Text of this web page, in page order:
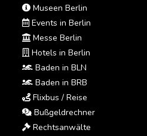
Museen Berlin
Events in Berlin
Messe Berlin
Hotels in Berlin
Baden in BLN
Baden in BRB
Flixbus / Reise
Bußgeldrechner
Rechtsanwälte